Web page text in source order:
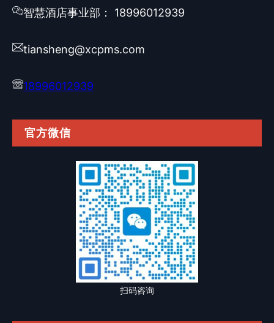
智慧酒店事业部： 18996012939
tiansheng@xcpms.com
18996012939
官方微信
扫码咨询